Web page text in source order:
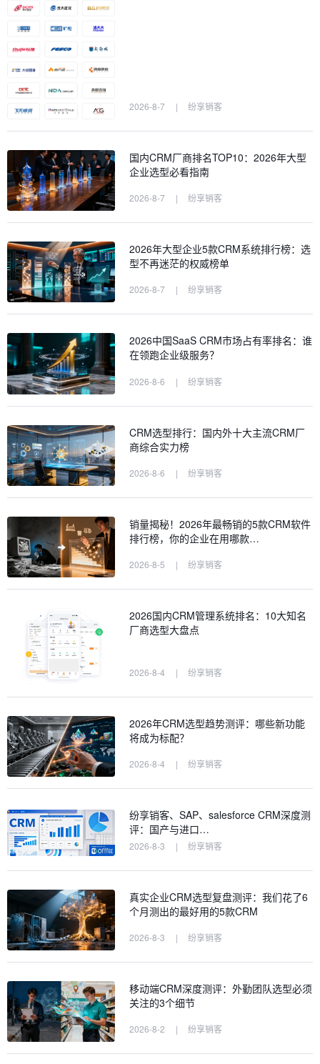
2026-8-7 | 纷享销客
国内CRM厂商排名TOP10：2026年大型
企业选型必看指南
2026-8-7 | 纷享销客
2026年大型企业5款CRM系统排行榜：选
型不再迷茫的权威榜单
2026-8-7 | 纷享销客
2026中国SaaS CRM市场占有率排名：谁
在领跑企业级服务？
2026-8-6 | 纷享销客
CRM选型排行：国内外十大主流CRM厂
商综合实力榜
2026-8-6 | 纷享销客
销量揭秘！2026年最畅销的5款CRM软件
排行榜，你的企业在用哪款…
2026-8-5 | 纷享销客
2026国内CRM管理系统排名：10大知名
厂商选型大盘点
2026-8-4 | 纷享销客
2026年CRM选型趋势测评：哪些新功能
将成为标配？
2026-8-4 | 纷享销客
纷享销客、SAP、salesforce CRM深度测
评：国产与进口…
2026-8-3 | 纷享销客
真实企业CRM选型复盘测评：我们花了6
个月测出的最好用的5款CRM
2026-8-3 | 纷享销客
移动端CRM深度测评：外勤团队选型必须
关注的3个细节
2026-8-2 | 纷享销客